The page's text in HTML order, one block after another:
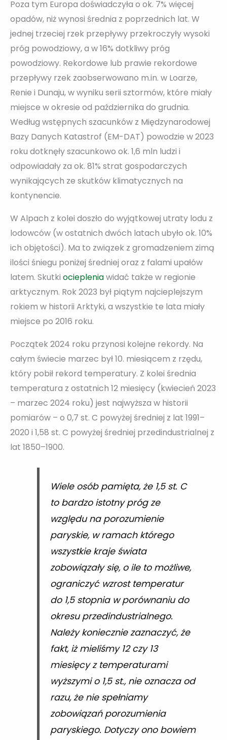
Poza tym Europa doświadczyła o ok. 7% więcej
opadów, niż wynosi średnia z poprzednich lat. W
jednej trzeciej rzek przepływy przekroczyły wysoki
próg powodziowy, a w 16% dotkliwy próg
powodziowy. Rekordowe lub prawie rekordowe
przepływy rzek zaobserwowano m.in. w Loarze,
Renie i Dunaju, w wyniku serii sztormów, które miały
miejsce w okresie od października do grudnia.
Według wstępnych szacunków z Międzynarodowej
Bazy Danych Katastrof (EM-DAT) powodzie w 2023
roku dotknęły szacunkowo ok. 1,6 mln ludzi i
odpowiadały za ok. 81% strat gospodarczych
wynikających ze skutków klimatycznych na
kontynencie.
W Alpach z kolei doszło do wyjątkowej utraty lodu z
lodowców (w ostatnich dwóch latach ubyło ok. 10%
ich objętości). Ma to związek z gromadzeniem zimą
ilości śniegu poniżej średniej oraz z falami upałów
latem. Skutki ociepleniawidać także w regionie
arktycznym. Rok 2023 był piątym najcieplejszym
rokiem w historii Arktyki, a wszystkie te lata miały
miejsce po 2016 roku.
Początek 2024 roku przynosi kolejne rekordy. Na
całym świecie marzec był 10. miesiącem z rzędu,
który pobił rekord temperatury. Z kolei średnia
temperatura z ostatnich 12 miesięcy (kwiecień 2023
– marzec 2024 roku) jest najwyższa w historii
pomiarów – o 0,7 st. C powyżej średniej z lat 1991–
2020 i 1,58 st. C powyżej średniej przedindustrialnej z
lat 1850–1900.
Wiele osób pamięta, że 1,5 st. C
to bardzo istotny próg ze
względu na porozumienie
paryskie, w ramach którego
wszystkie kraje świata
zobowiązały się, o ile to możliwe,
ograniczyć wzrost temperatur
do 1,5 stopnia w porównaniu do
okresu przedindustrialnego.
Należy koniecznie zaznaczyć, że
fakt, iż mieliśmy 12 czy 13
miesięcy z temperaturami
wyższymi o 1,5 st., nie oznacza od
razu, że nie spełniamy
zobowiązań porozumienia
paryskiego. Dotyczy ono bowiem